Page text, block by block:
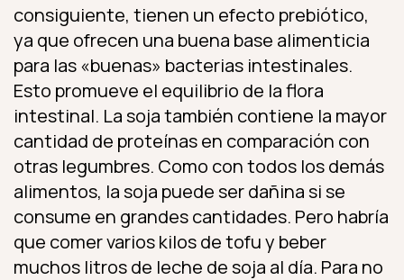
consiguiente, tienen un efecto prebiótico,
ya que ofrecen una buena base alimenticia
para las «buenas» bacterias intestinales.
Esto promueve el equilibrio de la flora
intestinal. La soja también contiene la mayor
cantidad de proteínas en comparación con
otras legumbres. Como con todos los demás
alimentos, la soja puede ser dañina si se
consume en grandes cantidades. Pero habría
que comer varios kilos de tofu y beber
muchos litros de leche de soja al día. Para no